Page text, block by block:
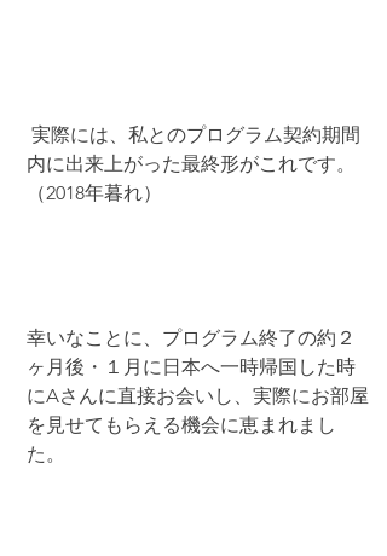
内に出来上がった最終形がこれです。
（2018年暮れ）
幸いなことに、プログラム終了の約２
ヶ月後・１月に日本へ一時帰国した時
にAさんに直接お会いし、実際にお部屋
を見せてもらえる機会に恵まれまし
た。